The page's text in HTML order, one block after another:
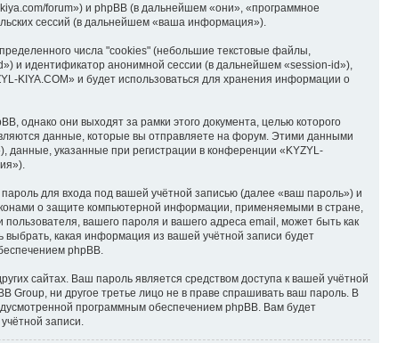
forum») и phpBB (в дальнейшем «они», «программное
сессий (в дальнейшем «ваша информация»).
числа "cookies" (небольшие текстовые файлы,
и идентификатор анонимной сессии (в дальнейшем «session-id»),
KIYA.COM» и будет использоваться для хранения информации о
однако они выходят за рамки этого документа, целью которого
данные, которые вы отправляете на форум. Этими данными
указанные при регистрации в конференции «KYZYL-
для входа под вашей учётной записью (далее «ваш пароль») и
о защите компьютерной информации, применяемыми в стране,
вашего пароля и вашего адреса email, может быть как
какая информация из вашей учётной записи будет
phpBB.
сайтах. Ваш пароль является средством доступа к вашей учётной
Group, ни другое третье лицо не в праве спрашивать ваш пароль. В
программным обеспечением phpBB. Вам будет
записи.